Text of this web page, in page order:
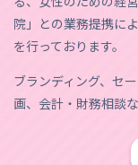
院」との業務提携に
を行っております。
ブランディング、セ
画、会計・財務相談な